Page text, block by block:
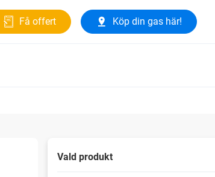
Få offert Köp din gas här!
Vald produkt